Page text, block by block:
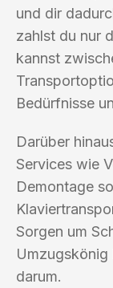
und dir
zahlst du nur
kannst
Bedürfnisse
Darüber
Services wie
Demontage
Sorgen um
Umzugskönig
darum.